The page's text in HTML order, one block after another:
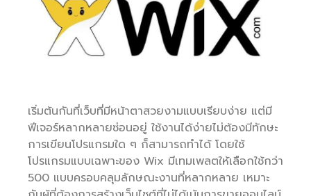
เริ่มต้นกันที่เว็บที่มีหน้าตาสวยงามแบบเรียบง่าย แต่มี
ฟีเจอร์หลากหลายซ่อนอยู่ ใช้งานได้ง่ายไม่ต้องมีทักษะ
การเขียนโปรแกรมใด ๆ ก็สามารถทำได้ โดยใช้
โปรแกรมแบบเฉพาะของ Wix มีเทมเพลตให้เลือกใช้กว่า
500 แบบครอบคลุมลักษณะงานที่หลากหลาย เหมาะ